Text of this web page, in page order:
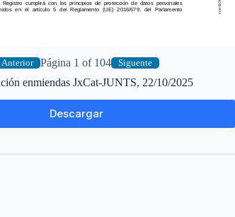
Anterior Página 1 of 104 Siguente
enmiendas JxCat-JUNTS, 22/10/2025
Descargar